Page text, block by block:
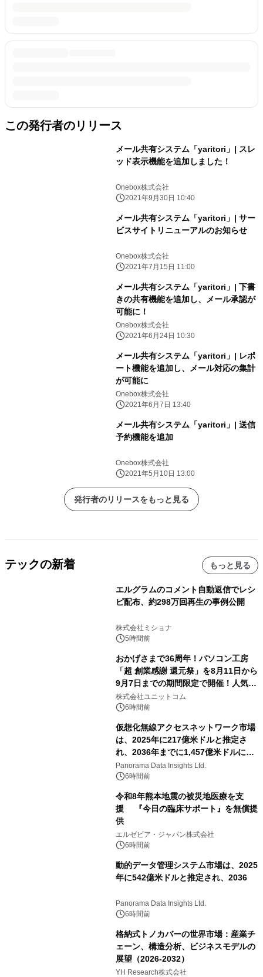
この発行者のリリース
メール共有システム「yaritori」| スレ
ッド表示機能を追加しました！
Onebox株式会社
2021年9月30日 10:40
メール共有システム「yaritori」| サー
ビスサイトリニューアルのお知らせ
Onebox株式会社
2021年7月15日 11:00
メール共有システム「yaritori」| 下書
きの共有機能を追加し、メール承認が
可能に！
Onebox株式会社
2021年6月24日 10:30
メール共有システム「yaritori」| レポ
ート機能を追加し、メール対応の集計
が可能に
Onebox株式会社
2021年6月7日 13:40
メール共有システム「yaritori」| 送信
予約機能を追加
Onebox株式会社
2021年5月10日 13:00
発行者のリリースをもっと見る
テックの新着 もっと見る
エルグラムのコメント自動返信でレシ
ピ配布、約298万回再生の事例公開
株式会社ミショナ
5時間前
おかげさまで36周年！パソコン工房
「超 創業感謝 還元祭」を8月11日から
9月7日までの期間限定で開催！人気の
ゲーミングPCや高性能ノートPCなど
対象iiyama PCのご購入で最大3万円分
株式会社ユニットコム
6時間前
仮想化無線アクセスネットワーク市場
は、2025年に217億米ドルと推定さ
れ、2036年までに1,457億米ドルに達
すると予測されており、予測期間
（2026年～2036年）
Panorama Data Insights Ltd.
6時間前
令和8年熊本地震の被災地医療を支
援 『今日の臨床サポート』を無償提
供
エルゼビア・ジャパン株式会社
6時間前
動的データ管理システム市場は、2025
年に542億米ドルと推定され、2036
Panorama Data Insights Ltd.
6時間前
格納式トノカバーの世界市場：産業チ
ェーン、構造分析、ビジネスモデルの
展望（2026-2032）
YH Research株式会社